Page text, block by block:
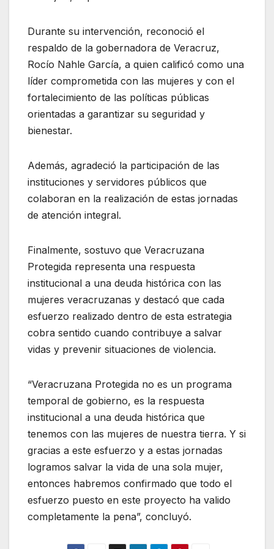
Durante su intervención, reconoció el
respaldo de la gobernadora de Veracruz,
Rocío Nahle García, a quien calificó como una
líder comprometida con las mujeres y con el
fortalecimiento de las políticas públicas
orientadas a garantizar su seguridad y
bienestar.
Además, agradeció la participación de las
instituciones y servidores públicos que
colaboran en la realización de estas jornadas
de atención integral.
Finalmente, sostuvo que Veracruzana
Protegida representa una respuesta
institucional a una deuda histórica con las
mujeres veracruzanas y destacó que cada
esfuerzo realizado dentro de esta estrategia
cobra sentido cuando contribuye a salvar
vidas y prevenir situaciones de violencia.
“Veracruzana Protegida no es un programa
temporal de gobierno, es la respuesta
institucional a una deuda histórica que
tenemos con las mujeres de nuestra tierra. Y si
gracias a este esfuerzo y a estas jornadas
logramos salvar la vida de una sola mujer,
entonces habremos confirmado que todo el
esfuerzo puesto en este proyecto ha valido
completamente la pena”, concluyó.